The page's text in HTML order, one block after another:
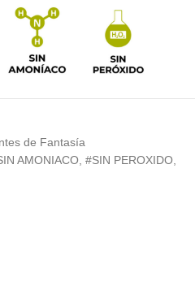
de Fantasía
AMONIACO, #SIN PEROXIDO,